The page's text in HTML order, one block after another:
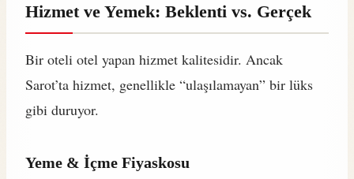
Hizmet ve Yemek: Beklenti vs. Gerçek
Bir oteli otel yapan hizmet kalitesidir. Ancak
Sarot’ta hizmet, genellikle “ulaşılamayan” bir lüks
gibi duruyor.
Yeme & İçme Fiyaskosu